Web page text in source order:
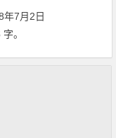
年7月2日
。